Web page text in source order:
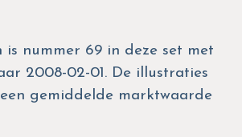
nummer 69 in deze set met
2008-02-01. De illustraties
gemiddelde marktwaarde